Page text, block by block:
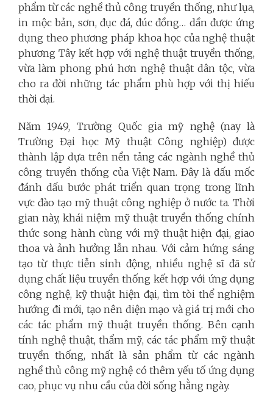
phẩm từ các nghề thủ công truyền thống, như lụa,
in mộc bản, sơn, đục đá, đúc đồng… dần được ứng
dụng theo phương pháp khoa học của nghệ thuật
phương Tây kết hợp với nghệ thuật truyền thống,
vừa làm phong phú hơn nghệ thuật dân tộc, vừa
cho ra đời những tác phẩm phù hợp với thị hiếu
thời đại.
Năm 1949, Trường Quốc gia mỹ nghệ (nay là
Trường Đại học Mỹ thuật Công nghiệp) được
thành lập dựa trên nền tảng các ngành nghề thủ
công truyền thống của Việt Nam. Đây là dấu mốc
đánh dấu bước phát triển quan trọng trong lĩnh
vực đào tạo mỹ thuật công nghiệp ở nước ta. Thời
gian này, khái niệm mỹ thuật truyền thống chính
thức song hành cùng với mỹ thuật hiện đại, giao
thoa và ảnh hưởng lẫn nhau. Với cảm hứng sáng
tạo từ thực tiễn sinh động, nhiều nghệ sĩ đã sử
dụng chất liệu truyền thống kết hợp với ứng dụng
công nghệ, kỹ thuật hiện đại, tìm tòi thể nghiệm
hướng đi mới, tạo nên diện mạo và giá trị mới cho
các tác phẩm mỹ thuật truyền thống. Bên cạnh
tính nghệ thuật, thẩm mỹ, các tác phẩm mỹ thuật
truyền thống, nhất là sản phẩm từ các ngành
nghề thủ công mỹ nghệ có thêm yếu tố ứng dụng
cao, phục vụ nhu cầu của đời sống hằng ngày.